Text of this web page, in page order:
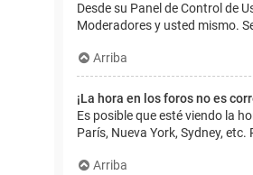
Desde su Panel de Control de
Moderadores y usted mismo.
Arriba
¡La hora en los foros no es
Es posible que esté viendo la
París, Nueva York, Sydney,
Arriba